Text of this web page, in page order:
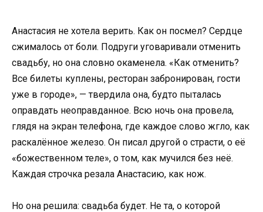
Анастасия не хотела верить. Как он посмел? Сердце
сжималось от боли. Подруги уговаривали отменить
свадьбу, но она словно окаменела. «Как отменить?
Все билеты куплены, ресторан забронирован, гости
уже в городе», — твердила она, будто пыталась
оправдать неоправданное. Всю ночь она провела,
глядя на экран телефона, где каждое слово жгло, как
раскалённое железо. Он писал другой о страсти, о её
«божественном теле», о том, как мучился без неё.
Каждая строчка резала Анастасию, как нож.
Но она решила: свадьба будет. Не та, о которой